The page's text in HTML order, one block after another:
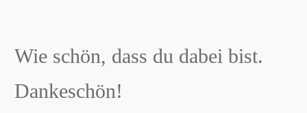
Wie schön, dass du dabei bist.
Dankeschön!